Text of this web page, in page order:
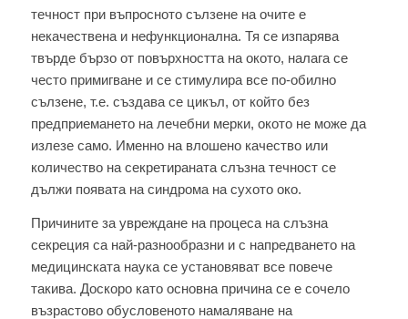
течност при въпросното сълзене на очите е
некачествена и нефункционална. Тя се изпарява
твърде бързо от повърхността на окото, налага се
често примигване и се стимулира все по-обилно
сълзене, т.е. създава се цикъл, от който без
предприемането на лечебни мерки, окото не може да
излезе само. Именно на влошено качество или
количество на секретираната слъзна течност се
дължи появата на синдрома на сухото око.
Причините за увреждане на процеса на слъзна
секреция са най-разнообразни и с напредването на
медицинската наука се установяват все повече
такива. Доскоро като основна причина се е сочело
възрастово обусловеното намаляване на